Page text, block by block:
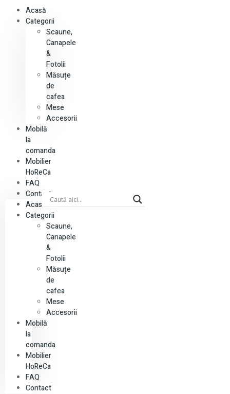
Acasă
Categorii
Scaune,
Canapele
&
Fotolii
Măsuțe
de
cafea
Mese
Accesorii
Mobilă
la
comanda
Mobilier
HoReCa
FAQ
Contact
Acasă
Categorii
Scaune,
Canapele
&
Fotolii
Măsuțe
de
cafea
Mese
Accesorii
Mobilă
la
comanda
Mobilier
HoReCa
FAQ
Contact